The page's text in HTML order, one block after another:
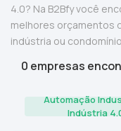
4.0? Na B2Bfy você
melhores orçamentos
indústria ou
0 empresas
Automação
Indústria